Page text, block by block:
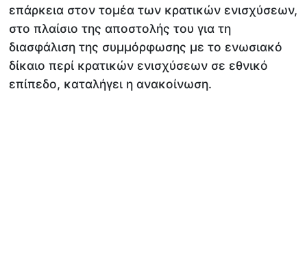
επάρκεια στον τομέα των κρατικών ενισχύσεων,
στο πλαίσιο της αποστολής του για τη
διασφάλιση της συμμόρφωσης με το ενωσιακό
δίκαιο περί κρατικών ενισχύσεων σε εθνικό
επίπεδο, καταλήγει η ανακοίνωση.